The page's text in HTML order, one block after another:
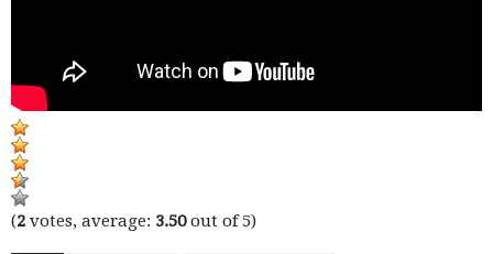
(2 votes, average: 3.50out of 5)